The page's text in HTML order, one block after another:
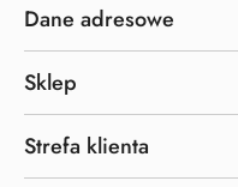
Dane adresowe
Sklep
Strefa klienta